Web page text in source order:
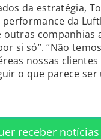
da estratégia,
performance da
outras companhias
si só”. “Não
nossas clientes
o que parece ser
receber